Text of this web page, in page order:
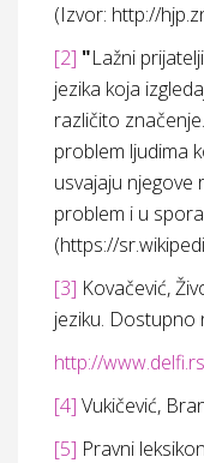
(Izvor: http://
[2] "Lažni
jezika koja
različito
problem ljudima
usvajaju njegove
problem i u
(https://
[3] Kovačević,
jeziku. Dostupno
http://
[4] Vukičević,
[5] Pravni